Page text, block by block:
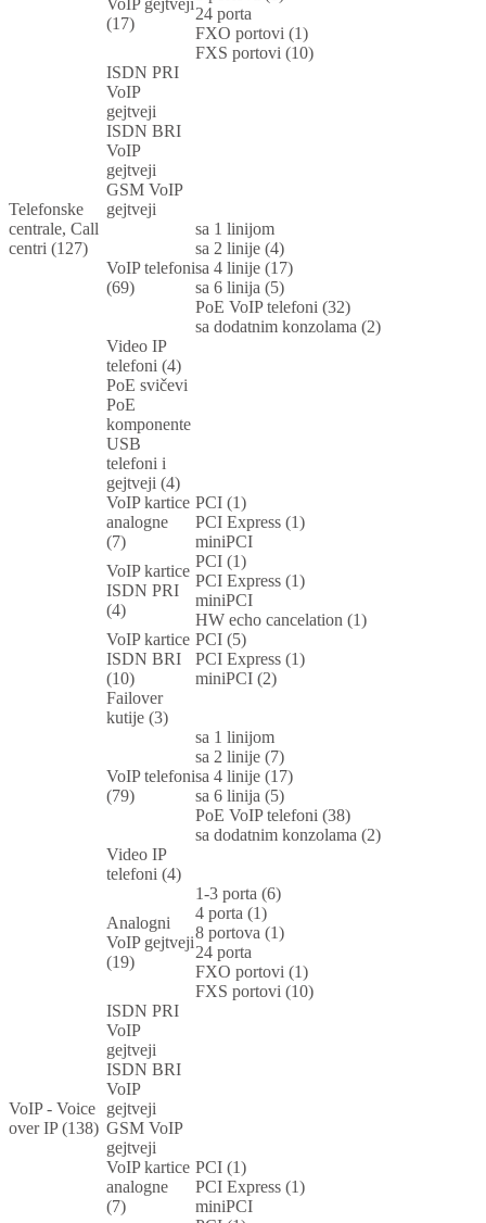
Telefonske
centrale, Call
centri (127)
VoIP gejtveji
(17)
24 porta
FXO portovi (1)
FXS portovi (10)
ISDN PRI
VoIP
gejtveji
ISDN BRI
VoIP
gejtveji
GSM VoIP
gejtveji
VoIP telefoni
(69)
sa 1 linijom
sa 2 linije (4)
sa 4 linije (17)
sa 6 linija (5)
PoE VoIP telefoni (32)
sa dodatnim konzolama (2)
Video IP
telefoni (4)
PoE svičevi
PoE
komponente
USB
telefoni i
gejtveji (4)
VoIP kartice
analogne
(7)
PCI (1)
PCI Express (1)
miniPCI
VoIP kartice
ISDN PRI
(4)
PCI (1)
PCI Express (1)
miniPCI
HW echo cancelation (1)
VoIP kartice
ISDN BRI
(10)
PCI (5)
PCI Express (1)
miniPCI (2)
Failover
kutije (3)
VoIP - Voice
over IP (138)
VoIP telefoni
(79)
sa 1 linijom
sa 2 linije (7)
sa 4 linije (17)
sa 6 linija (5)
PoE VoIP telefoni (38)
sa dodatnim konzolama (2)
Video IP
telefoni (4)
Analogni
VoIP gejtveji
(19)
1-3 porta (6)
4 porta (1)
8 portova (1)
24 porta
FXO portovi (1)
FXS portovi (10)
ISDN PRI
VoIP
gejtveji
ISDN BRI
VoIP
gejtveji
GSM VoIP
gejtveji
VoIP kartice
analogne
(7)
PCI (1)
PCI Express (1)
miniPCI